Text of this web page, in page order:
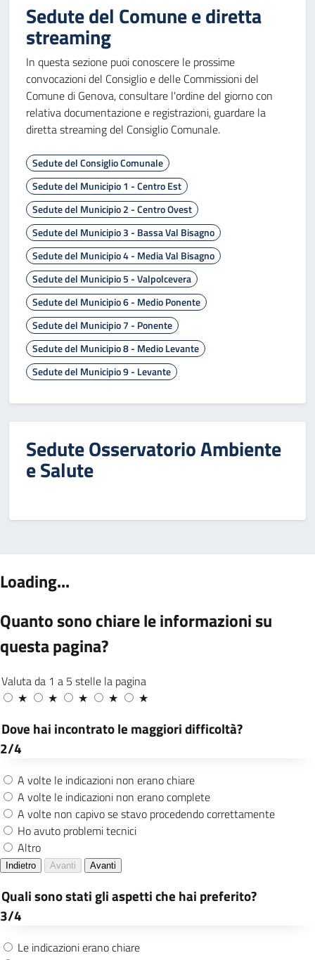
Sedute del Comune e diretta
streaming
In questa sezione puoi conoscere le prossime
convocazioni del Consiglio e delle Commissioni del
Comune di Genova, consultare l'ordine del giorno con
relativa documentazione e registrazioni, guardare la
diretta streaming del Consiglio Comunale.
Sedute del Consiglio Comunale
Sedute del Municipio 1 - Centro Est
Sedute del Municipio 2 - Centro Ovest
Sedute del Municipio 3 - Bassa Val Bisagno
Sedute del Municipio 4 - Media Val Bisagno
Sedute del Municipio 5 - Valpolcevera
Sedute del Municipio 6 - Medio Ponente
Sedute del Municipio 7 - Ponente
Sedute del Municipio 8 - Medio Levante
Sedute del Municipio 9 - Levante
Sedute Osservatorio Ambiente
e Salute